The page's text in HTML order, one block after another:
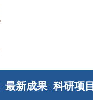
最新成果 科研项目